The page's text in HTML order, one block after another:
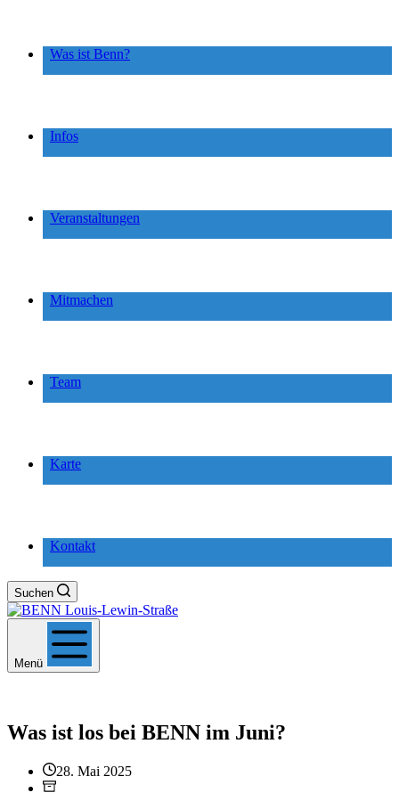
Was ist Benn?
Infos
Veranstaltungen
Mitmachen
Team
Karte
Kontakt
Suchen
Menü
Was ist los bei BENN im Juni?
28. Mai 2025